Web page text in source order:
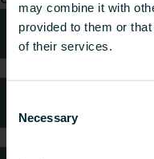
may combine it with
provided to them or
of their services.
Selection
Necessary
Teknisk